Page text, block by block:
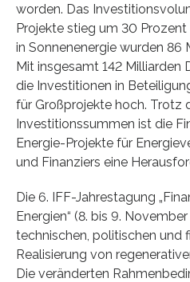
worden. Das
Projekte stieg um 30 Prozent
in Sonnenenergie wurden 86
Mit insgesamt 142 Milliarden
die Investitionen in
für Großprojekte hoch. Trotz
Investitionssummen ist die
Energie-Projekte für
und Finanziers eine
Die 6. IFF-Jahrestagung
Energien“ (8. bis 9.
technischen, politischen und
Realisierung von
Die veränderten